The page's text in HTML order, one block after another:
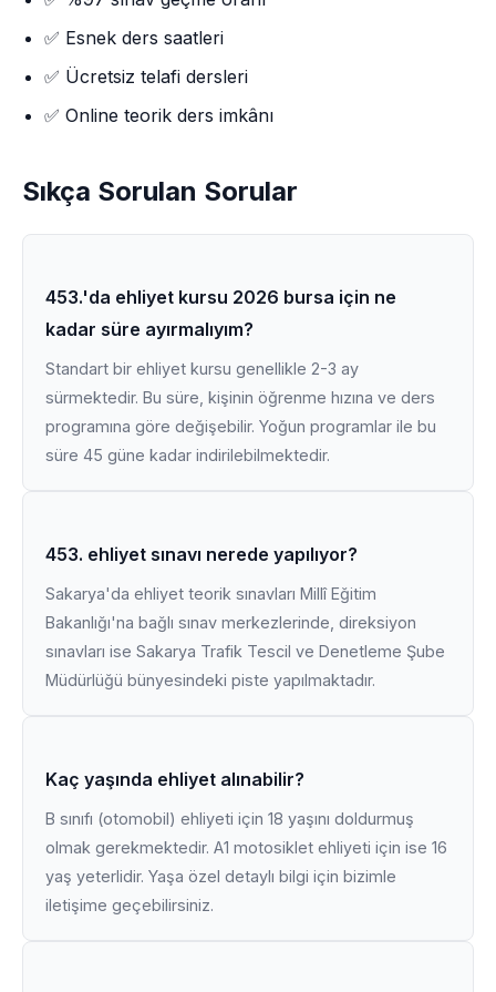
✅ Esnek ders saatleri
✅ Ücretsiz telafi dersleri
✅ Online teorik ders imkânı
Sıkça Sorulan Sorular
453.'da ehliyet kursu 2026 bursa için ne
kadar süre ayırmalıyım?
Standart bir ehliyet kursu genellikle 2-3 ay
sürmektedir. Bu süre, kişinin öğrenme hızına ve ders
programına göre değişebilir. Yoğun programlar ile bu
süre 45 güne kadar indirilebilmektedir.
453. ehliyet sınavı nerede yapılıyor?
Sakarya'da ehliyet teorik sınavları Millî Eğitim
Bakanlığı'na bağlı sınav merkezlerinde, direksiyon
sınavları ise Sakarya Trafik Tescil ve Denetleme Şube
Müdürlüğü bünyesindeki piste yapılmaktadır.
Kaç yaşında ehliyet alınabilir?
B sınıfı (otomobil) ehliyeti için 18 yaşını doldurmuş
olmak gerekmektedir. A1 motosiklet ehliyeti için ise 16
yaş yeterlidir. Yaşa özel detaylı bilgi için bizimle
iletişime geçebilirsiniz.